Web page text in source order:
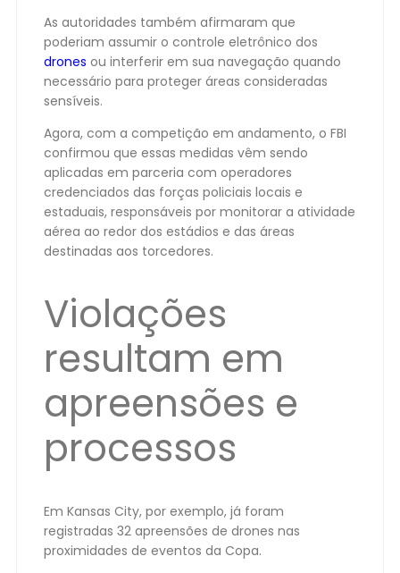
As autoridades também afirmaram que
poderiam assumir o controle eletrônico dos
drones ou interferir em sua navegação quando
necessário para proteger áreas consideradas
sensíveis.
Agora, com a competição em andamento, o FBI
confirmou que essas medidas vêm sendo
aplicadas em parceria com operadores
credenciados das forças policiais locais e
estaduais, responsáveis por monitorar a atividade
aérea ao redor dos estádios e das áreas
destinadas aos torcedores.
Violações
resultam em
apreensões e
processos
Em Kansas City, por exemplo, já foram
registradas 32 apreensões de drones nas
proximidades de eventos da Copa.